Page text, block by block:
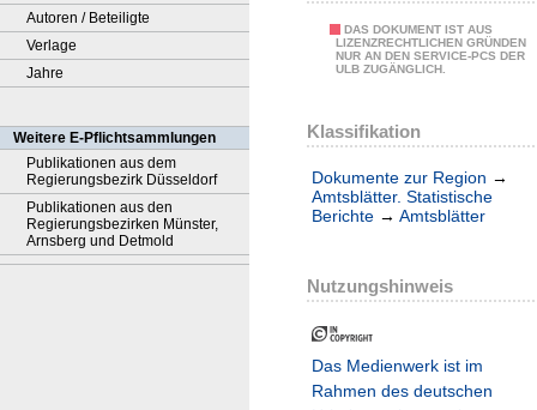
Autoren / Beteiligte
Verlage
Jahre
Weitere E-Pflichtsammlungen
Publikationen aus dem
Regierungsbezirk Düsseldorf
Publikationen aus den
Regierungsbezirken Münster,
Arnsberg und Detmold
DAS DOKUMENT IST AUS
LIZENZRECHTLICHEN GRÜNDEN
NUR AN DEN SERVICE-PCS DER
ULB ZUGÄNGLICH.
Klassifikation
Dokumente zur Region →
Amtsblätter. Statistische
Berichte → Amtsblätter
Nutzungshinweis
Das Medienwerk ist im
Rahmen des deutschen